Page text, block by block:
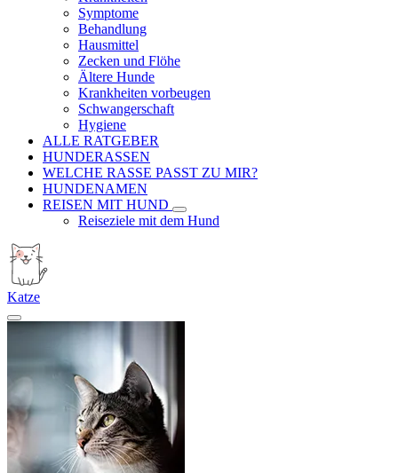
Symptome
Behandlung
Hausmittel
Zecken und Flöhe
Ältere Hunde
Krankheiten vorbeugen
Schwangerschaft
Hygiene
ALLE RATGEBER
HUNDERASSEN
WELCHE RASSE PASST ZU MIR?
HUNDENAMEN
REISEN MIT HUND
Reiseziele mit dem Hund
Katze